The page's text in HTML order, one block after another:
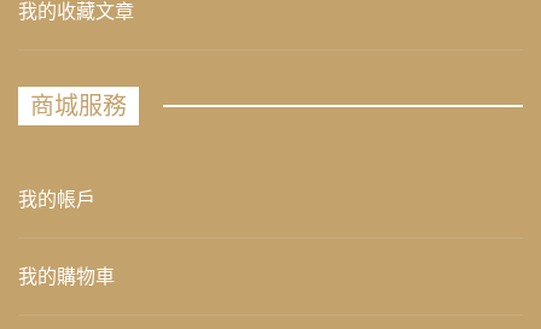
我的收藏文章
商城服務
我的帳戶
我的購物車